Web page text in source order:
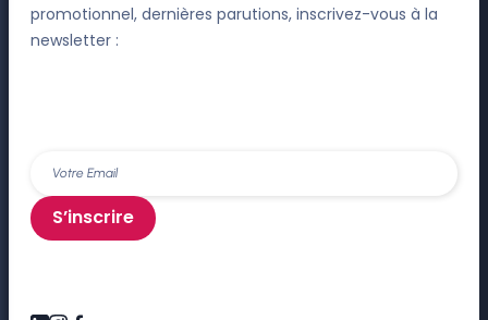
promotionnel, dernières parutions, inscrivez-vous à la
newsletter :
S’inscrire